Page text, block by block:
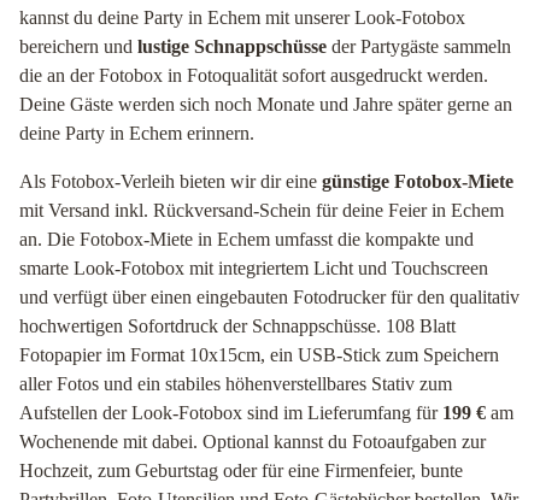
kannst du deine Party in Echem mit unserer Look-Fotobox
bereichern und lustige Schnappschüsse der Partygäste sammeln
die an der Fotobox in Fotoqualität sofort ausgedruckt werden.
Deine Gäste werden sich noch Monate und Jahre später gerne an
deine Party in Echem erinnern.
Als Fotobox-Verleih bieten wir dir eine günstige Fotobox-Miete
mit Versand inkl. Rückversand-Schein für deine Feier in Echem
an. Die Fotobox-Miete in Echem umfasst die kompakte und
smarte Look-Fotobox mit integriertem Licht und Touchscreen
und verfügt über einen eingebauten Fotodrucker für den qualitativ
hochwertigen Sofortdruck der Schnappschüsse. 108 Blatt
Fotopapier im Format 10x15cm, ein USB-Stick zum Speichern
aller Fotos und ein stabiles höhenverstellbares Stativ zum
Aufstellen der Look-Fotobox sind im Lieferumfang für 199 € am
Wochenende mit dabei. Optional kannst du Fotoaufgaben zur
Hochzeit, zum Geburtstag oder für eine Firmenfeier, bunte